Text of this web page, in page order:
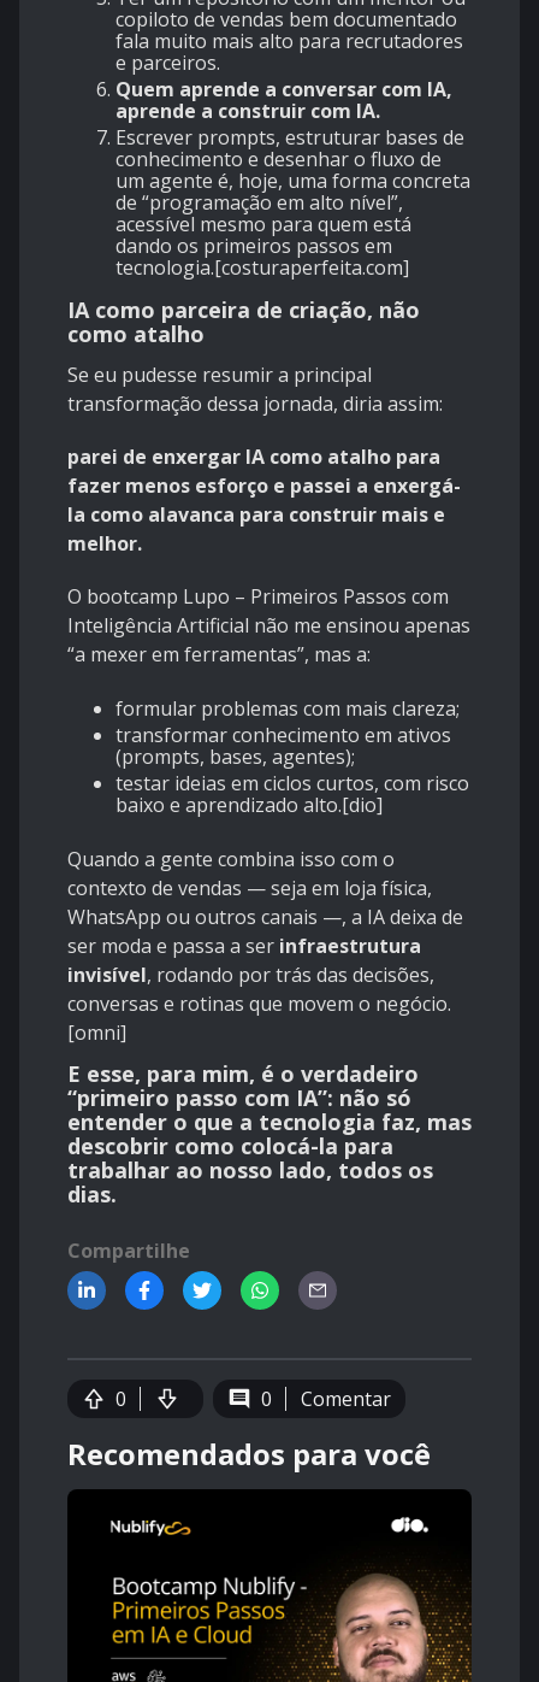
copiloto de vendas bem documentado
fala muito mais alto para recrutadores
e parceiros.
Quem aprende a conversar com IA,
aprende a construir com IA.
Escrever prompts, estruturar bases de
conhecimento e desenhar o fluxo de
um agente é, hoje, uma forma concreta
de “programação em alto nível”,
acessível mesmo para quem está
dando os primeiros passos em
tecnologia.[costuraperfeita.com]
IA como parceira de criação, não
como atalho
Se eu pudesse resumir a principal
transformação dessa jornada, diria assim:
parei de enxergar IA como atalho para
fazer menos esforço e passei a enxergá-
la como alavanca para construir mais e
melhor.
O bootcamp Lupo – Primeiros Passos com
Inteligência Artificial não me ensinou apenas
“a mexer em ferramentas”, mas a:
formular problemas com mais clareza;
transformar conhecimento em ativos
(prompts, bases, agentes);
testar ideias em ciclos curtos, com risco
baixo e aprendizado alto.[dio]
Quando a gente combina isso com o
contexto de vendas — seja em loja física,
WhatsApp ou outros canais —, a IA deixa de
ser moda e passa a ser infraestrutura
invisível, rodando por trás das decisões,
conversas e rotinas que movem o negócio.
[omni]
E esse, para mim, é o verdadeiro
“primeiro passo com IA”: não só
entender o que a tecnologia faz, mas
descobrir como colocá-la para
trabalhar ao nosso lado, todos os
dias.
Compartilhe
0 0 Comentar
Recomendados para você